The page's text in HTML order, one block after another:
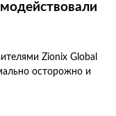
Zionix Global
осторожно и